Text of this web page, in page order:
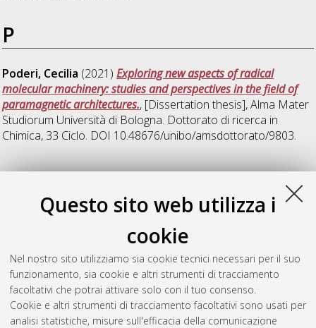
Questo sito web utilizza i
cookie
Nel nostro sito utilizziamo sia cookie tecnici necessari per il suo
funzionamento, sia cookie e altri strumenti di tracciamento
facoltativi che potrai attivare solo con il tuo consenso.
Cookie e altri strumenti di tracciamento facoltativi sono usati per
analisi statistiche, misure sull'efficacia della comunicazione
P
Poderi, Cecilia (2021)Exploring new aspects of radical
molecular machinery: studies and perspectives in the field of
paramagnetic architectures., [Dissertation thesis], Alma Mater
Studiorum Università di Bologna. Dottorato di ricerca in
Chimica, 33 Ciclo. DOI 10.48676/unibo/amsdottorato/9803.
Z
Zhao, Junwei(2021) Spatially defined peptidomimetics for
pain relief and for targeted cancer therapy and diagnostics
[Dissertation thesis], Alma Mater Studiorum Università di
Bologna. Dottorato di ricerca inChimica, 33 Ciclo. DOI
10.48676/unibo/amsdottorato/9571.
Questa lista e' stata generata il Thu Aug 6 20:36:57 2026